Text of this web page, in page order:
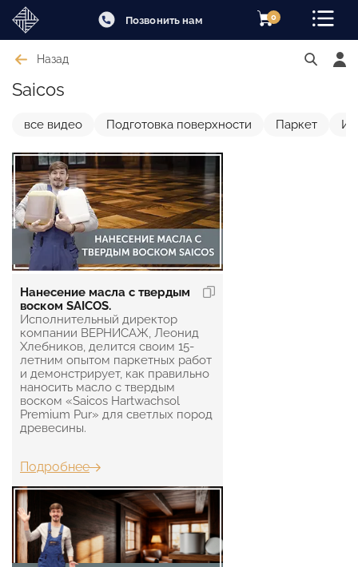
Позвонить нам 0
Назад
Saicos
все видео Подготовка поверхности Паркет
Нанесение масла с твердым
воском SAICOS.
Исполнительный директор
компании ВЕРНИСАЖ, Леонид
Хлебников, делится своим 15-
летним опытом паркетных работ
и демонстрирует, как правильно
наносить масло с твердым
воском «Saicos Hartwachsol
Premium Pur» для светлых пород
древесины.
Подробнее